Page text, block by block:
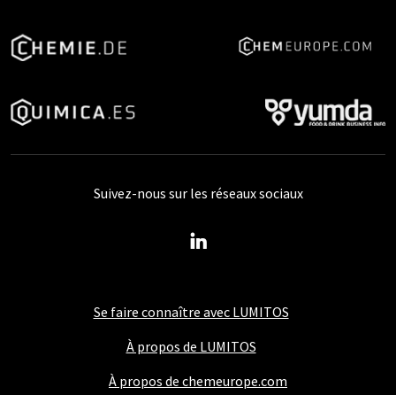
Se faire connaître avec LUMITOS
À propos de LUMITOS
À propos de chemeurope.com
Suivez-nous sur les réseaux sociaux